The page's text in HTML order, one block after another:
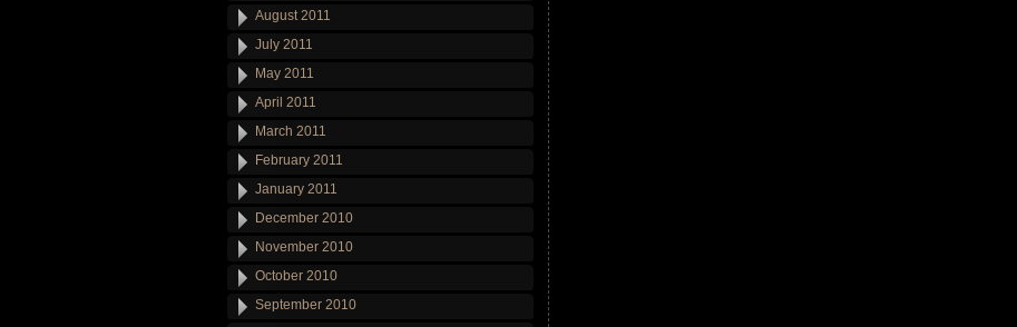
August 2011
July 2011
May 2011
April 2011
March 2011
February 2011
January 2011
December 2010
November 2010
October 2010
September 2010